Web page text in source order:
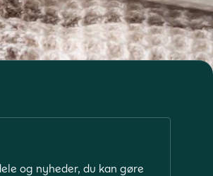
og nyheder, du kan gøre